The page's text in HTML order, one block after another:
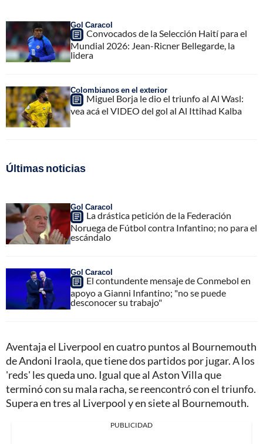
Gol Caracol
Convocados de la Selección Haití para el
Mundial 2026: Jean-Ricner Bellegarde, la
lidera
Colombianos en el exterior
Miguel Borja le dio el triunfo al Al Wasl:
vea acá el VIDEO del gol al Al Ittihad Kalba
Últimas noticias
Gol Caracol
La drástica petición de la Federación
Noruega de Fútbol contra Infantino; no para el
escándalo
Gol Caracol
El contundente mensaje de Conmebol en
apoyo a Gianni Infantino; "no se puede
desconocer su trabajo"
Aventaja el Liverpool en cuatro puntos al Bournemouth
de Andoni Iraola, que tiene dos partidos por jugar. A los
'reds' les queda uno. Igual que al Aston Villa que
terminó con su mala racha, se reencontró con el triunfo.
Supera en tres al Liverpool y en siete al Bournemouth.
PUBLICIDAD